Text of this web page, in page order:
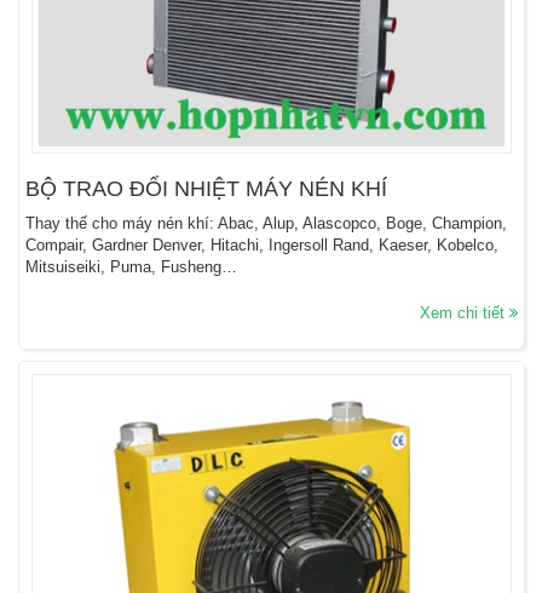
BỘ TRAO ĐỔI NHIỆT MÁY NÉN KHÍ
Thay thế cho máy nén khí: Abac, Alup, Alascopco, Boge, Champion,
Compair, Gardner Denver, Hitachi, Ingersoll Rand, Kaeser, Kobelco,
Mitsuiseiki, Puma, Fusheng…
Xem chi tiết